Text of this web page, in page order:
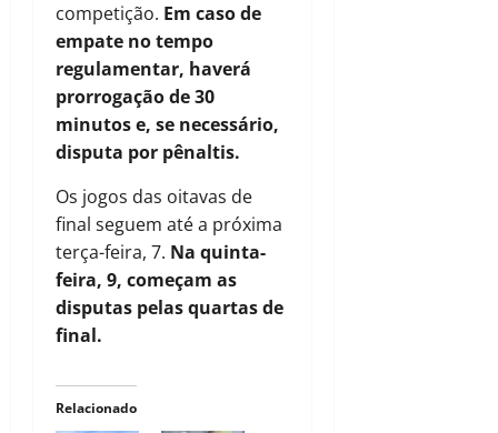
competição. Em caso de
empate no tempo
regulamentar, haverá
prorrogação de 30
minutos e, se necessário,
disputa por pênaltis.
Os jogos das oitavas de
final seguem até a próxima
terça-feira, 7. Na quinta-
feira, 9, começam as
disputas pelas quartas de
final.
Relacionado